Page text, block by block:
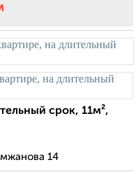
срок, 11м²,
14